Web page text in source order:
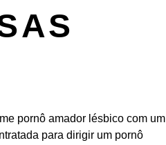
pornô amador lésbico com um
para dirigir um pornô